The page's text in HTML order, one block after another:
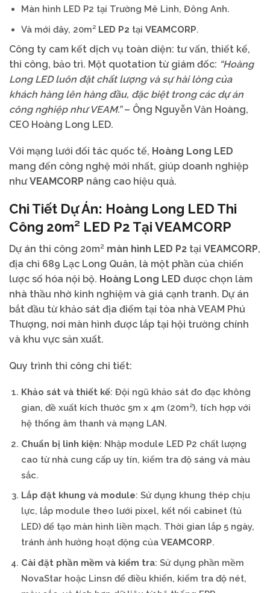
Màn hình LED P2 tại Trường Mê Linh, Đông Anh.
Và mới đây, 20m² LED P2 tại VEAMCORP.
Công ty cam kết dịch vụ toàn diện: tư vấn, thiết kế,
thi công, bảo trì. Một quotation từ giám đốc: “Hoàng
Long LED luôn đặt chất lượng và sự hài lòng của
khách hàng lên hàng đầu, đặc biệt trong các dự án
công nghiệp như VEAM.”– Ông Nguyễn Văn Hoàng,
CEO Hoàng Long LED.
Với mạng lưới đối tác quốc tế, Hoàng Long LED
mang đến công nghệ mới nhất, giúp doanh nghiệp
nhưVEAMCORP nâng cao hiệu quả.
Chi Tiết Dự Án: Hoàng Long LED Thi
Công 20m² LED P2 TạiVEAMCORP
Dự án thi công 20m² màn hình LED P2 tại VEAMCORP,
địa chỉ 689 Lạc Long Quân, là một phần của chiến
lược số hóa nội bộ. Hoàng Long LED được chọn làm
nhà thầu nhờ kinh nghiệm và giá cạnh tranh. Dự án
bắt đầu từ khảo sát địa điểm tại tòa nhà VEAM Phú
Thượng, nơi màn hình được lắp tại hội trường chính
và khu vực sản xuất.
Quy trình thi công chi tiết:
Khảo sát và thiết kế: Đội ngũ khảo sát đo đạc không
gian, đề xuất kích thước 5m x 4m (20m²), tích hợp với
hệ thống âm thanh và mạng LAN.
Chuẩn bị linh kiện: Nhập module LED P2 chất lượng
cao từ nhà cung cấp uy tín, kiểm tra độ sáng và màu
sắc.
Lắp đặt khung và module: Sử dụng khung thép chịu
lực, lắp module theo lưới pixel, kết nối cabinet (tủ
LED) để tạo màn hình liền mạch. Thời gian lắp 5 ngày,
tránh ảnh hưởng hoạt động của VEAMCORP.
Cài đặt phần mềm và kiểm tra: Sử dụng phần mềm
NovaStar hoặc Linsn để điều khiển, kiểm tra độ nét,